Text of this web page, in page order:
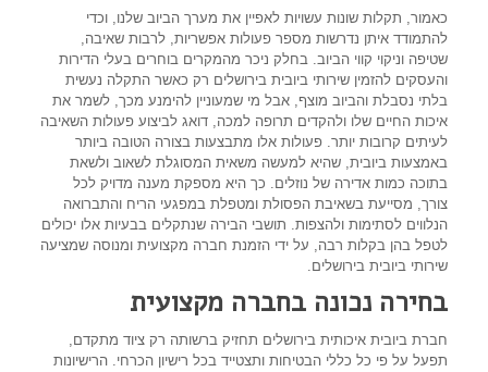
כאמור, תקלות שונות עשויות לאפיין את מערך הביוב שלנו, וכדי
להתמודד איתן נדרשות מספר פעולות אפשריות, לרבות שאיבה,
שטיפה וניקוי קווי הביוב. בחלק ניכר מהמקרים בוחרים בעלי הדירות
והעסקים להזמין שירותי ביובית בירושלים רק כאשר התקלה נעשית
בלתי נסבלת והביוב מוצף, אבל מי שמעוניין להימנע מכך, לשמר את
איכות החיים שלו ולהקדים תרופה למכה, דואג לביצוע פעולות השאיבה
לעיתים קרובות יותר. פעולות אלו מתבצעות בצורה הטובה ביותר
באמצעות ביובית, שהיא למעשה משאית המסוגלת לשאוב ולשאת
בתוכה כמות אדירה של נוזלים. כך היא מספקת מענה מדויק לכל
צורך, מסייעת בשאיבת הפסולת ומטפלת במפגעי הריח והתברואה
הנלווים לסתימות ולהצפות. תושבי הבירה שנתקלים בבעיות אלו יכולים
לטפל בהן בקלות רבה, על ידי הזמנת חברה מקצועית ומנוסה שמציעה
שירותי ביובית בירושלים.
בחירה נכונה בחברה מקצועית
חברת ביובית איכותית בירושלים תחזיק ברשותה רק ציוד מתקדם,
תפעל על פי כל כללי הבטיחות ותצטייד בכל רישיון הכרחי. הרישיונות